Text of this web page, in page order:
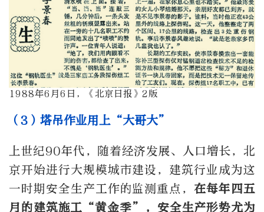
1988年6月6日，《北京日报》2版
（3）塔吊作业用上“大哥大”
上世纪90年代，随着经济发展、人口增长，北
京开始进行大规模城市建设，建筑行业成为这
一时期安全生产工作的监测重点， 在每年四五
月的建筑施工“黄金季”，安全生产形势尤为